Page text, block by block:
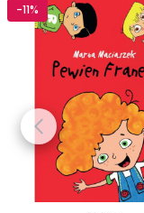
-11%